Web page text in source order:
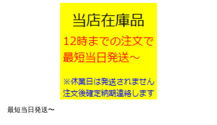
最短当日発送〜